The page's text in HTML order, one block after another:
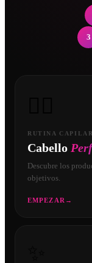
3
RUTINA CAPILAR
Cabello
Descubre los
objetivos.
EMPEZAR →